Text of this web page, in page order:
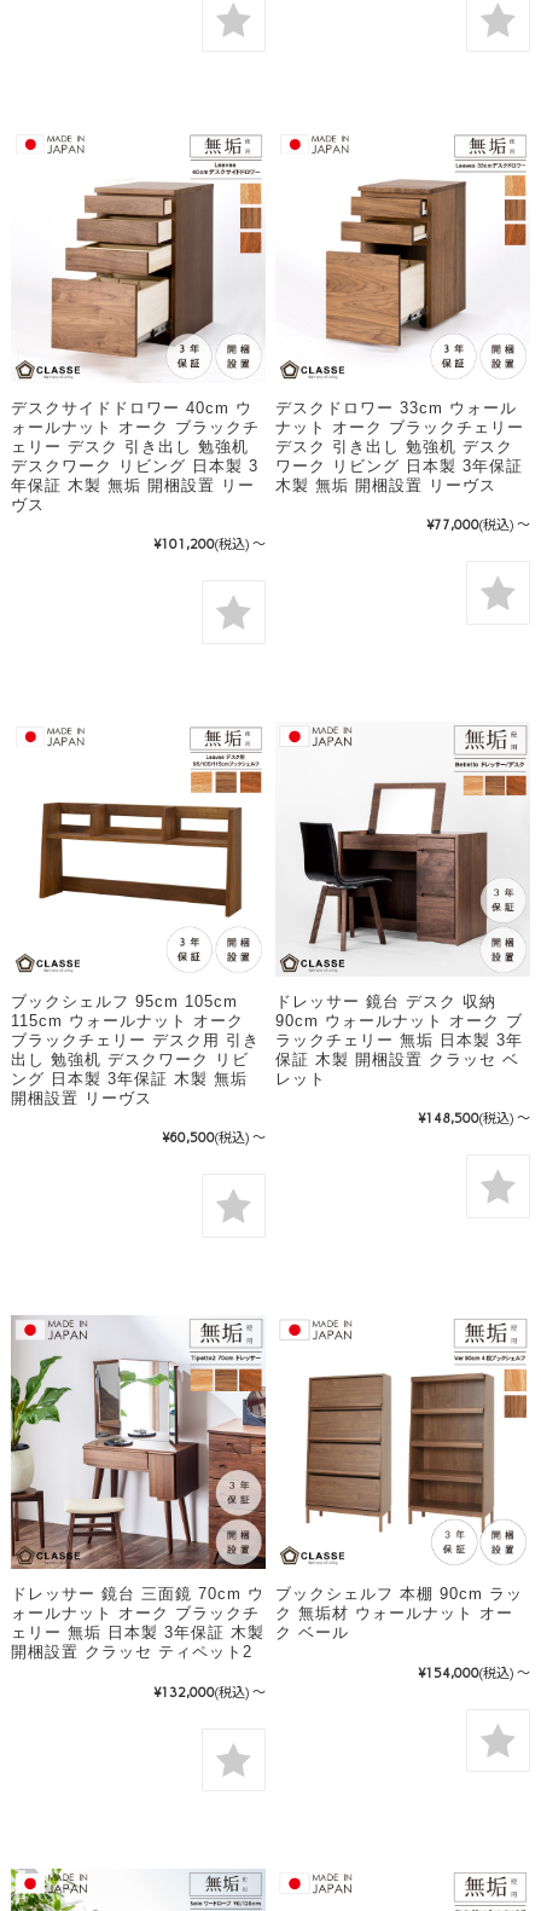
デスクサイドドロワー 40cm ウ
ォールナット オーク ブラックチ
ェリー デスク 引き出し 勉強机
デスクワーク リビング 日本製 3
年保証 木製 無垢 開梱設置 リー
ヴス
¥101,200(税込) ～
デスクドロワー 33cm ウォール
ナット オーク ブラックチェリー
デスク 引き出し 勉強机 デスク
ワーク リビング 日本製 3年保証
木製 無垢 開梱設置 リーヴス
¥77,000(税込) ～
ブックシェルフ 95cm 105cm
115cm ウォールナット オーク
ブラックチェリー デスク用 引き
出し 勉強机 デスクワーク リビ
ング 日本製 3年保証 木製 無垢
開梱設置 リーヴス
¥60,500(税込) ～
ドレッサー 鏡台 デスク 収納
90cm ウォールナット オーク ブ
ラックチェリー 無垢 日本製 3年
保証 木製 開梱設置 クラッセ ベ
レット
¥148,500(税込) ～
ドレッサー 鏡台 三面鏡 70cm ウ
ォールナット オーク ブラックチ
ェリー 無垢 日本製 3年保証 木製
開梱設置 クラッセ ティペット2
¥132,000(税込) ～
ブックシェルフ 本棚 90cm ラッ
ク 無垢材 ウォールナット オー
ク ベール
¥154,000(税込) ～